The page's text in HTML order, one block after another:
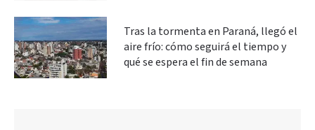
Tras la tormenta en Paraná, llegó el
aire frío: cómo seguirá el tiempo y
qué se espera el fin de semana